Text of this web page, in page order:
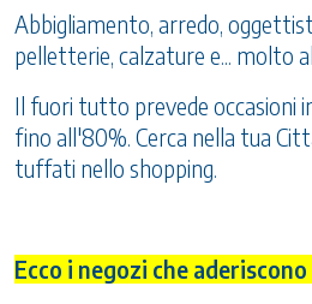
Abbigliamento, arredo,
pelletterie, calzature e... molto
Il fuori tutto prevede occasioni
fino all'80%. Cerca nella tua
tuffati nello shopping.
Ecco i negozi che